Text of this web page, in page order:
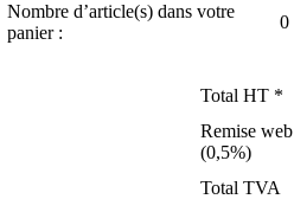
Nombre d’article(s) dans votre
panier :
0
Total HT *
Remise
(0,5%)
Total TVA